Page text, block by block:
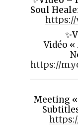
Soul
https://
✨
Vidéo «
https://
Meeting